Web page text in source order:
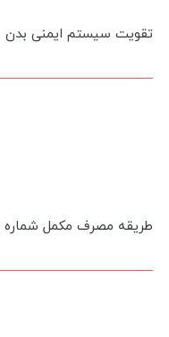
تقویت سیستم ایمنی بدن
طریقه مصرف مکمل